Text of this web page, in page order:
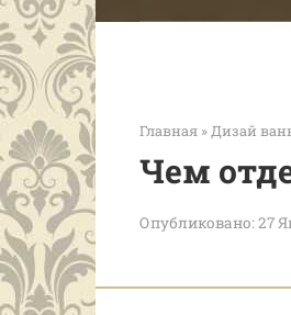
Главная » Дизай
Чем
Опубликовано:27